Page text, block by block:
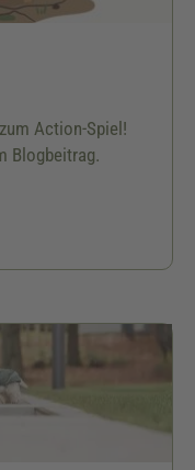
Action-Spiel!
Blogbeitrag.